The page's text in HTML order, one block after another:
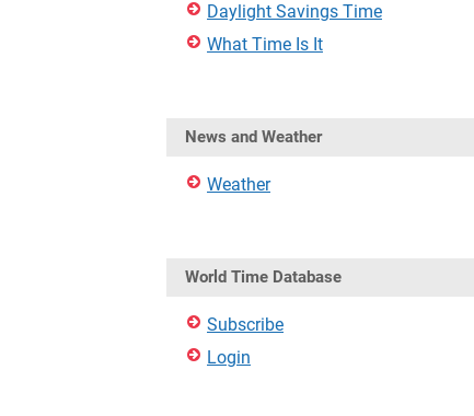
Daylight Savings Time
What Time Is It
News and Weather
Weather
World Time Database
Subscribe
Login